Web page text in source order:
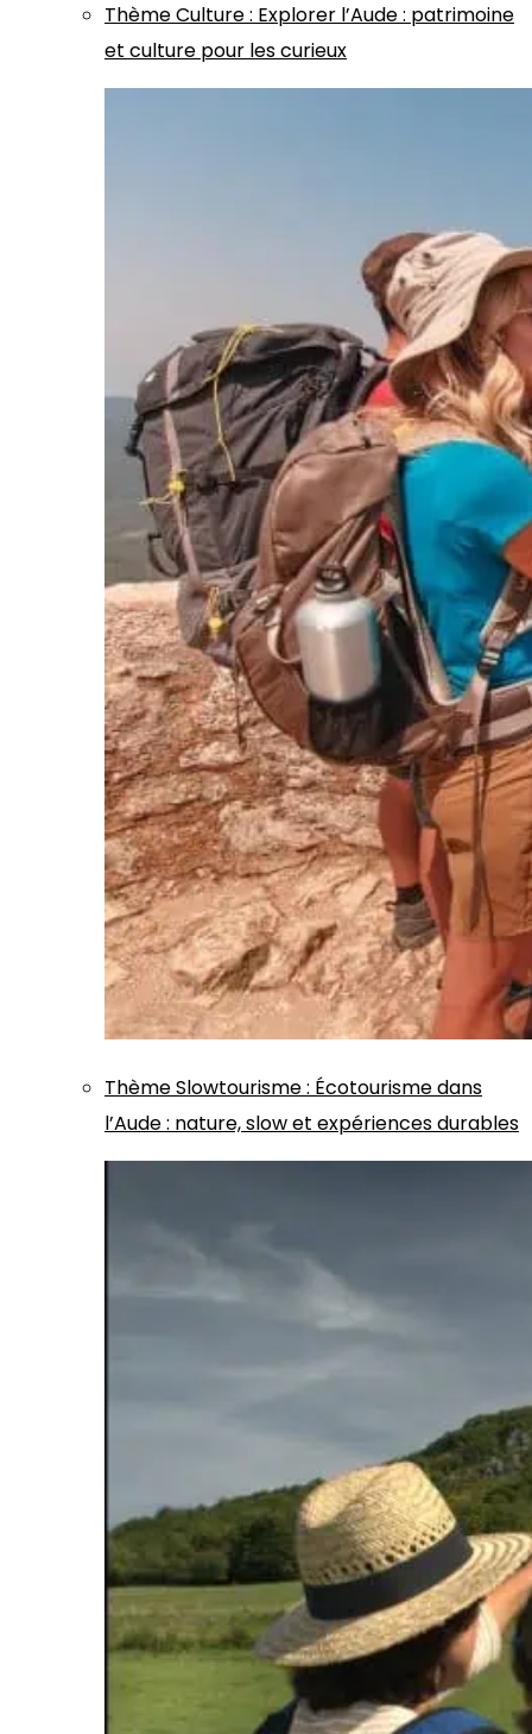
ThèmeCulture: Explorer l’Aude : patrimoine
et culture pour les curieux
ThèmeSlowtourisme: Écotourisme dans
l’Aude : nature, slow et expériences durables